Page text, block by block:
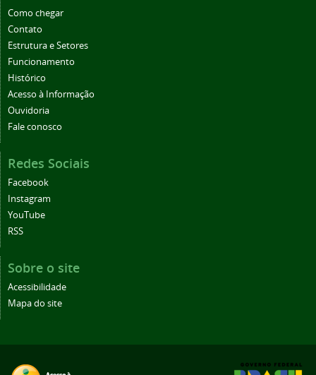
Como chegar
Contato
Estrutura e Setores
Funcionamento
Histórico
Acesso à Informação
Ouvidoria
Fale conosco
Redes Sociais
Facebook
Instagram
YouTube
RSS
Sobre o site
Acessibilidade
Mapa do site